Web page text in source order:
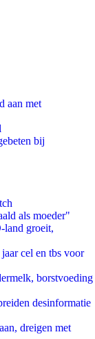
aan met
bij
als moeder"
land groeit,
cel en tbs voor
borstvoeding
desinformatie
dreigen met